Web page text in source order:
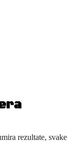
rezultate, svake